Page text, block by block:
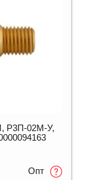
Р3П-02М-У,
Опт